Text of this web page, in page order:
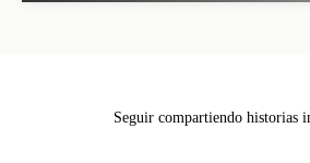
Seguir compartiendo historias